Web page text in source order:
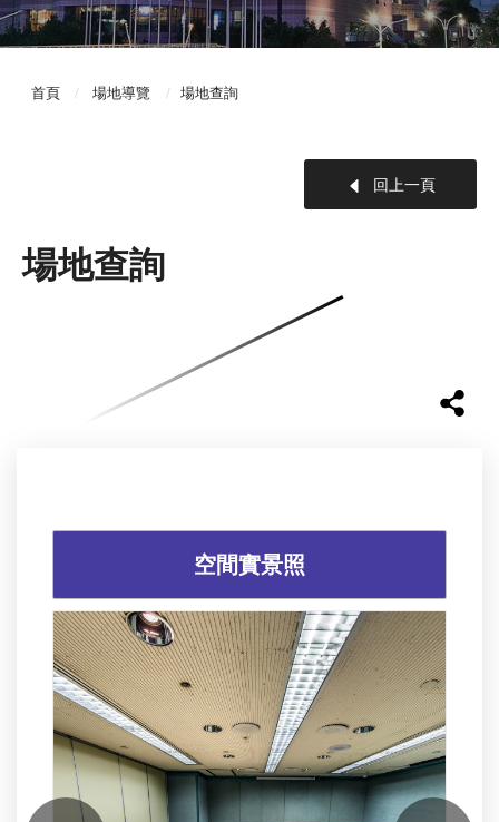
首頁 場地導覽 場地查詢
回上一頁
場地查詢
空間實景照